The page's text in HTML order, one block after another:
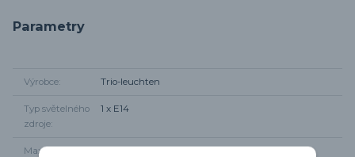
Parametry
Výrobce Trio-leuchten
Typ světelného
zdroje
1 x E14
Maximální 1 x 40W